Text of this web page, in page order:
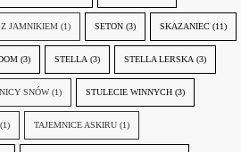
Z JAMNIKIEM (1) SETON (3) SKAZANIEC (11)
(3) STELLA (3) STELLA LERSKA (3)
SNÓW (1) STULECIE WINNYCH (3)
(1) TAJEMNICE ASKIRU (1)